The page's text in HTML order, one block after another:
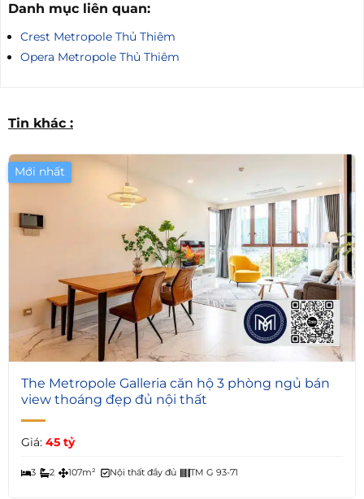
Danh mục liên quan:
Crest Metropole Thủ Thiêm
Opera Metropole Thủ Thiêm
Tin khác :
Mới nhất
6
The Metropole Galleria căn hộ 3 phòng ngủ bán
view thoáng đẹp đủ nội thất
Giá: 45 tỷ
3 2 107m² Nội thất đầy đủ TM G 93-71